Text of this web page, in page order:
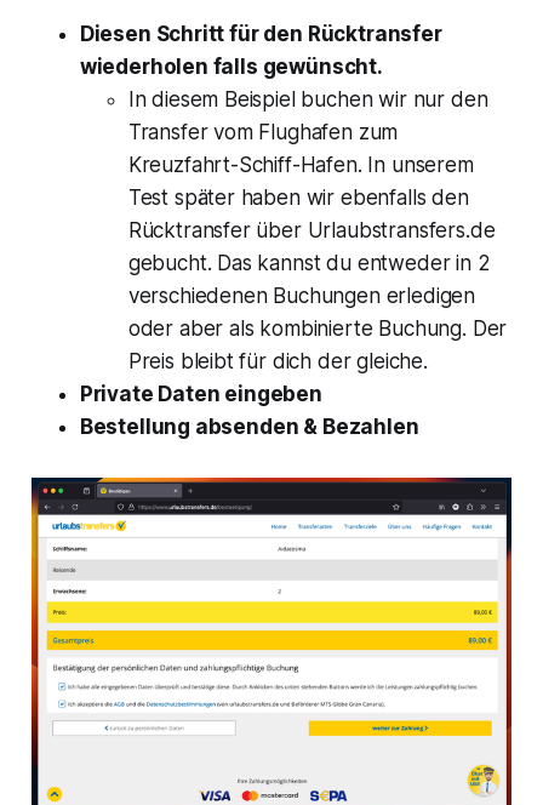
Diesen Schritt für den Rücktransfer
wiederholen falls gewünscht.
In diesem Beispiel buchen wir nur den
Transfer vom Flughafen zum
Kreuzfahrt-Schiff-Hafen. In unserem
Test später haben wir ebenfalls den
Rücktransfer über Urlaubstransfers.de
gebucht. Das kannst du entweder in 2
verschiedenen Buchungen erledigen
oder aber als kombinierte Buchung. Der
Preis bleibt für dich der gleiche.
Private Daten eingeben
Bestellung absenden & Bezahlen